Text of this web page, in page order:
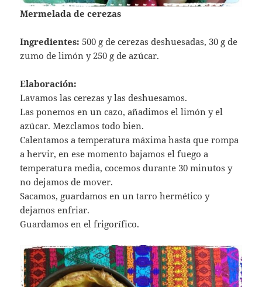
Mermelada de cerezas
Ingredientes: 500 g de cerezas deshuesadas, 30 g de
zumo de limón y 250 g de azúcar.
Elaboración:
Lavamos las cerezas y las deshuesamos.
Las ponemos en un cazo, añadimos el limón y el
azúcar. Mezclamos todo bien.
Calentamos a temperatura máxima hasta que rompa
a hervir, en ese momento bajamos el fuego a
temperatura media, cocemos durante 30 minutos y
no dejamos de mover.
Sacamos, guardamos en un tarro hermético y
dejamos enfriar.
Guardamos en el frigorífico.